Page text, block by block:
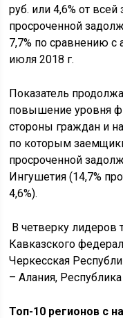
руб. или 4,6% от
просроченной
7,7% по сравнению с
июля 2018 г.
Показатель
повышение уровня
стороны граждан и
по которым
просроченной
Ингушетия (14,7%
4,6%).
В четверку лидеров
Кавказского
Черкесская
– Алания,
Топ-10 регионов с